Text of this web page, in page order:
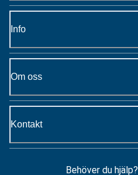
Info
Om oss
Kontakt
Behöver du hjälp?